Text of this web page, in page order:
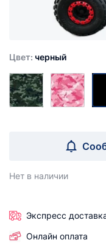
Цвет: черный
Нет в наличии
Экспресс
Онлайн оплата